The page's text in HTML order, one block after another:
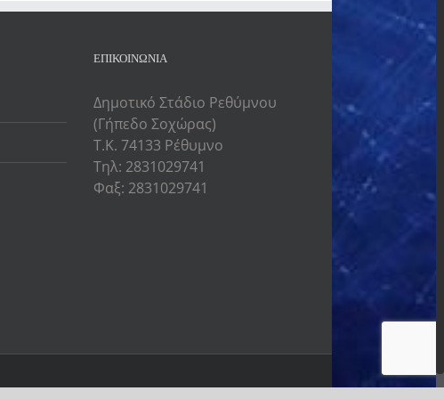
ΕΠΙΚΟΙΝΩΝΙΑ
Δημοτικό Στάδιο Ρεθύμνου
(Γήπεδο Σοχώρας)
Τ.Κ. 74133 Ρέθυμνο
Τηλ: 2831029741
Φαξ: 2831029741